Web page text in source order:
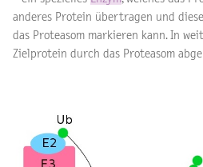
anderes Protein übertragen und
das Proteasom markieren kann. In
Zielprotein durch das Proteasom